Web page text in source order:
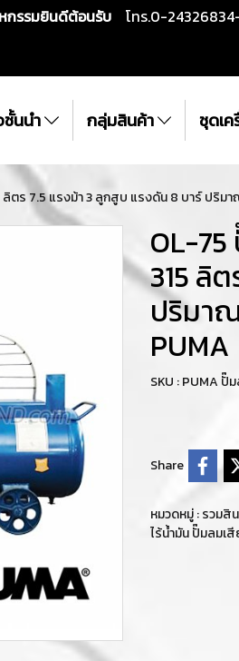
กรรมยินดีต้อนรับ โทร.0-
นนำ กลุ่มสินค้า ชุดเ
ลิตร 7.5 แรงม้า 3 ลูกสูบ แรงดัน 8 บาร์ ปริ
OL-
315 ลิ
ปริมา
PUMA
SKU : PUMA
Share
หมวดหมู่ :รวมสิ
ไร้น้ำมัน ปั๊มลมเ